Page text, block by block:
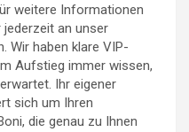
weitere Informationen
an unser
Wir haben klare VIP-
Aufstieg immer wissen,
Ihr eigener
sich um Ihren
die genau zu Ihnen